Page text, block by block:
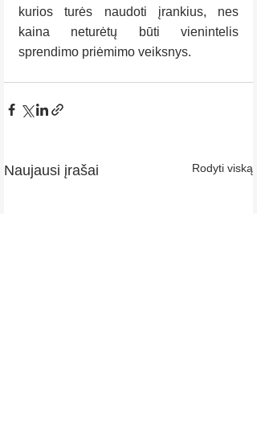
kurios turės naudoti įrankius, nes
kaina neturėtų būti vienintelis
sprendimo priėmimo veiksnys.
Naujausi įrašai Rodyti viską